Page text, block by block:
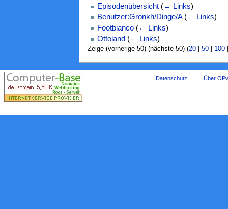
Episodenübersicht (← Links)
Benutzer:Gronkh/Dinge/A (← Links)
Footbianco (← Links)
Ottoland (← Links)
Zeige (vorherige 50) (nächste 50) (20| 50| 100
Datenschutz Über